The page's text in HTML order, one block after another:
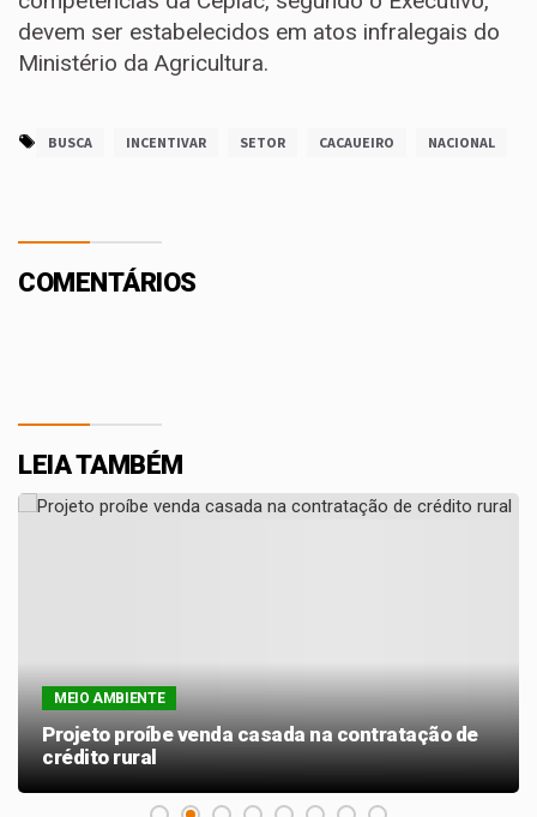
devem ser estabelecidos em atos infralegais do
Ministério da Agricultura.
BUSCA INCENTIVAR SETOR CACAUEIRO NACIONAL
COMENTÁRIOS
LEIA TAMBÉM
MEIO AMBIENTE
Projeto proíbe venda casada na contratação de
crédito rural